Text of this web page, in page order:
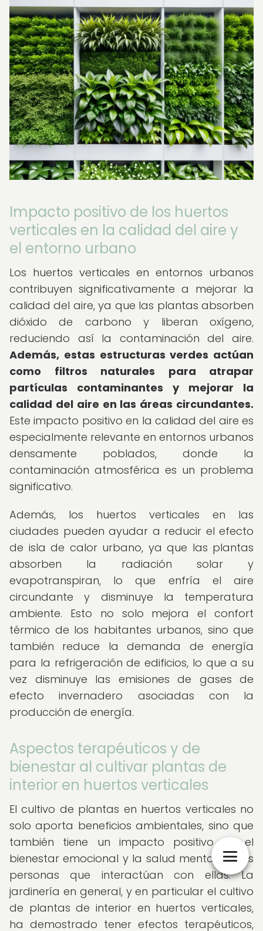
Impacto positivo de los huertos
verticales en la calidad del aire y
el entorno urbano
Los huertos verticales en entornos urbanos
contribuyen significativamente a mejorar la
calidad del aire, ya que las plantas absorben
dióxido de carbono y liberan oxígeno,
reduciendo así la contaminación del aire.
Además, estas estructuras verdes actúan
como filtros naturales para atrapar
partículas contaminantes y mejorar la
calidad del aire en las áreas circundantes.
Este impacto positivo en la calidad del aire es
especialmente relevante en entornos urbanos
densamente poblados, donde la
contaminación atmosférica es un problema
significativo.
Además, los huertos verticales en las
ciudades pueden ayudar a reducir el efecto
de isla de calor urbano, ya que las plantas
absorben la radiación solar y
evapotranspiran, lo que enfría el aire
circundante y disminuye la temperatura
ambiente. Esto no solo mejora el confort
térmico de los habitantes urbanos, sino que
también reduce la demanda de energía
para la refrigeración de edificios, lo que a su
vez disminuye las emisiones de gases de
efecto invernadero asociadas con la
producción de energía.
Aspectos terapéuticos y de
bienestar al cultivar plantas de
interior en huertos verticales
El cultivo de plantas en huertos verticales no
solo aporta beneficios ambientales, sino que
también tiene un impacto positivo en el
bienestar emocional y la salud mental de las
personas que interactúan con ellas. La
jardinería en general, y en particular el cultivo
de plantas de interior en huertos verticales,
ha demostrado tener efectos terapéuticos,